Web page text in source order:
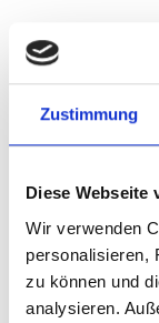
Zustimmung
Diese Webseite
Wir verwenden
personalisieren,
zu können und
analysieren.